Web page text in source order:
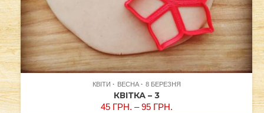
КВІТИ ВЕСНА 8 БЕРЕЗНЯ
КВІТКА – 3
45 ГРН. –95 ГРН.